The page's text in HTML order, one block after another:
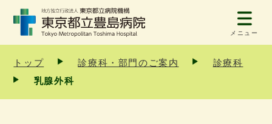
メニュー
トップ 診療科・部門のご案内
診療科
乳腺外科